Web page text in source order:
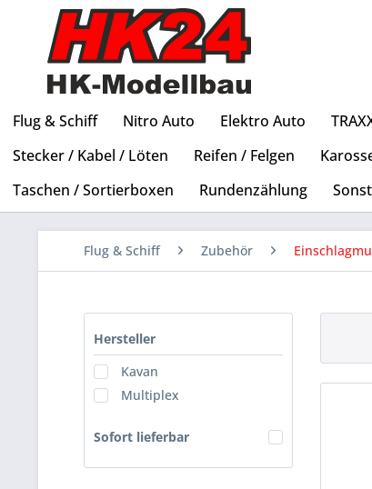
Flug & Schiff Nitro Auto Elektro Auto
Stecker / Kabel / Löten
Reifen / Felgen
Taschen / Sortierboxen
Rundenzählung
Flug & Schiff Zubehör
Hersteller
Kavan
Multiplex
Sofort lieferbar